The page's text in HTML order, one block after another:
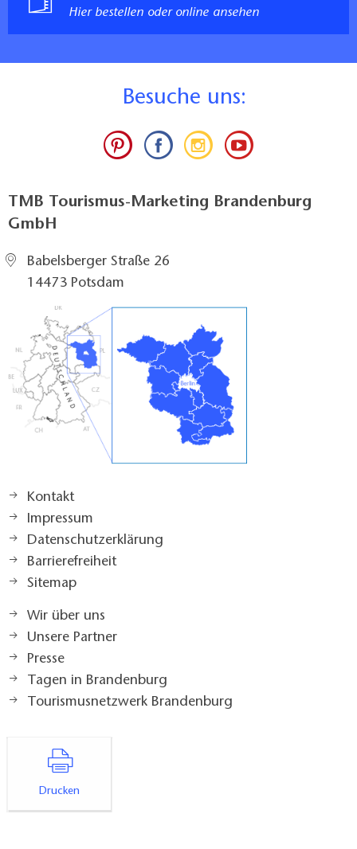
Hier bestellen oder online ansehen
Besuche uns:
TMB Tourismus-Marketing Brandenburg
GmbH
Babelsberger Straße 26
14473 Potsdam
Kontakt
Impressum
Datenschutzerklärung
Barrierefreiheit
Sitemap
Wir über uns
Unsere Partner
Presse
Tagen in Brandenburg
Tourismusnetzwerk Brandenburg
Drucken